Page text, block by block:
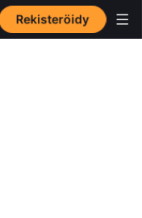
Rekisteröidy